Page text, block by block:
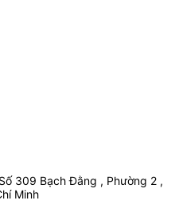
309 Bạch Đằng , Phường 2 ,
Minh